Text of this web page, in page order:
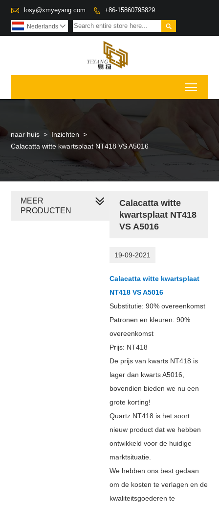
 losy@xmyeyang.com  +86-15860795829

Nederlands 
naar huis > Inzichten >
Calacatta witte kwartsplaat NT418 VS A5016
Calacatta witte
kwartsplaat NT418
VS A5016
19-09-2021
Calacatta witte kwartsplaat
NT418 VS A5016
Substitutie: 90% overeenkomst
Patronen en kleuren: 90%
overeenkomst
Prijs: NT418
De prijs van kwarts NT418 is
lager dan kwarts A5016,
bovendien bieden we nu een
grote korting!
Quartz NT418 is het soort
nieuw product dat we hebben
ontwikkeld voor de huidige
marktsituatie.
We hebben ons best gedaan
om de kosten te verlagen en de
kwaliteitsgoederen te
MEER
PRODUCTEN